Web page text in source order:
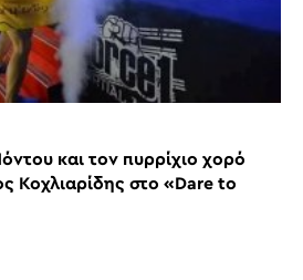
και τον πυρρίχιο χορό
Κοχλιαρίδης στο «Dare to